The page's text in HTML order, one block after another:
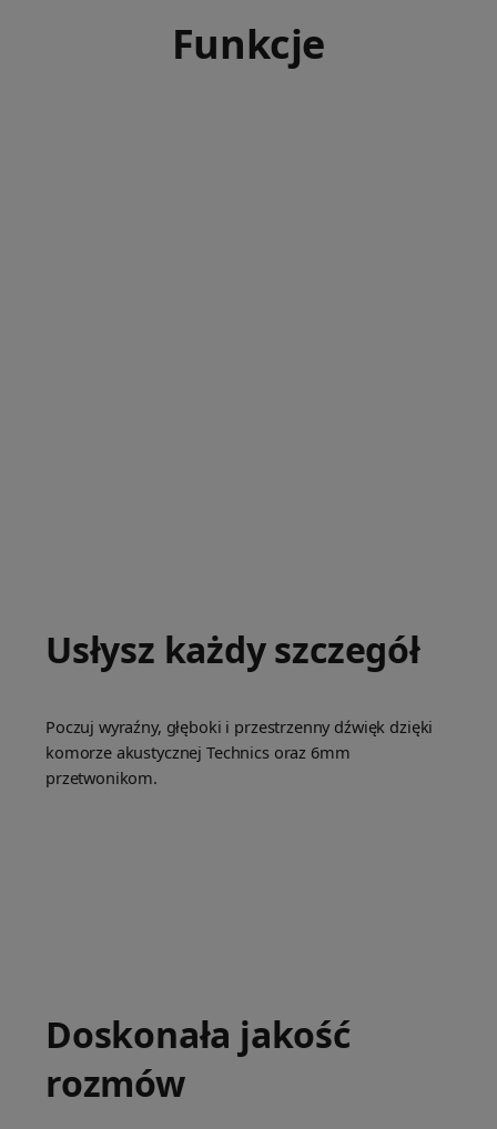
Funkcje
Usłysz każdy szczegół
Poczuj wyraźny, głęboki i przestrzenny dźwięk dzięki
komorze akustycznej Technics oraz 6mm
przetwonikom.
Doskonała jakość
rozmów